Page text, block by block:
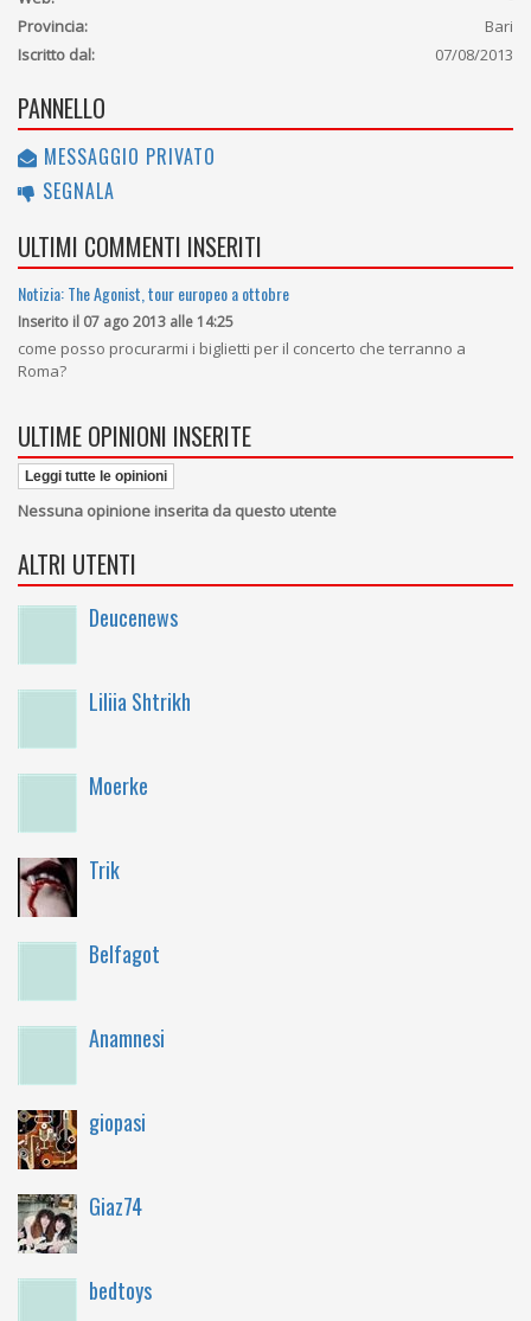
Provincia:
Bari
Iscritto dal:
07/08/2013
PANNELLO
MESSAGGIO PRIVATO
SEGNALA
ULTIMI COMMENTI INSERITI
Notizia: The Agonist, tour europeo a ottobre
Inserito il 07 ago 2013 alle 14:25
come posso procurarmi i biglietti per il concerto che terranno a
Roma?
ULTIME OPINIONI INSERITE
Leggi tutte le opinioni
Nessuna opinione inserita da questo utente
ALTRI UTENTI
Deucenews
Liliia Shtrikh
Moerke
Trik
Belfagot
Anamnesi
giopasi
Giaz74
bedtoys